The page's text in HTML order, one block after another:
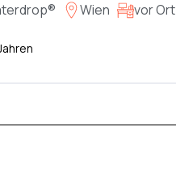
Wien vor Ort